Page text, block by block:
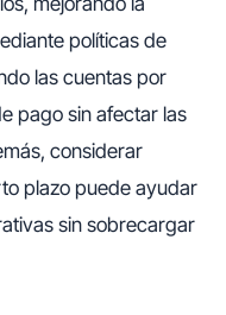
políticas de
las cuentas por
pago sin afectar las
considerar
plazo puede ayudar
sin sobrecargar